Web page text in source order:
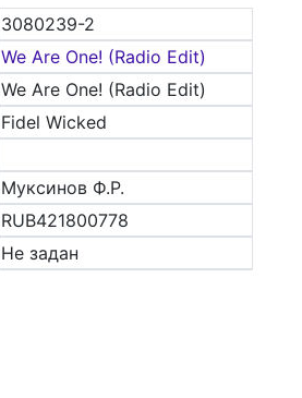
3080239-2
We Are One! (Radio Edit)
We Are One! (Radio Edit)
Fidel Wicked
Муксинов Ф.Р.
RUB421800778
Не задан